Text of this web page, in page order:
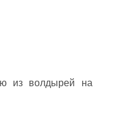
из волдырей на